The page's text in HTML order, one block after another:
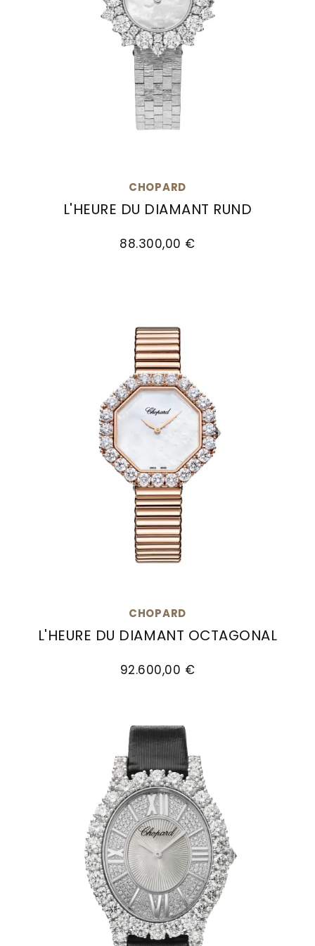
CHOPARD
L'HEURE DU DIAMANT RUND
88.300,00 €
CHOPARD
L'HEURE DU DIAMANT OCTAGONAL
92.600,00 €